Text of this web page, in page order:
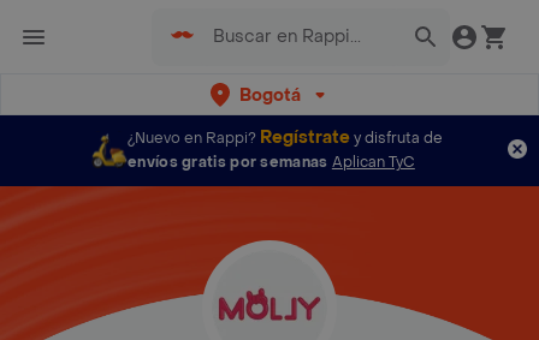
Bogotá
¿Nuevo en Rappi? Regístratey disfruta de
envíos gratis por semanas Aplican TyC